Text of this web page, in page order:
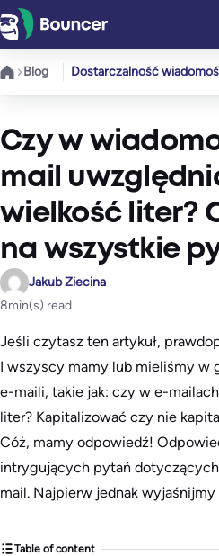
Przejdź
do
treści
Blog Dostarczalność
Czy w
mail
wielkość liter?
na wszystkie
Jakub Ziecina
8min(s) read
Jeśli czytasz ten artykuł,
I wszyscy mamy lub mieliśmy w
e-maili, takie jak: czy w e-
liter? Kapitalizować czy nie
Cóż, mamy odpowiedź!
intrygujących pytań
mail. Najpierw jednak
Table of content